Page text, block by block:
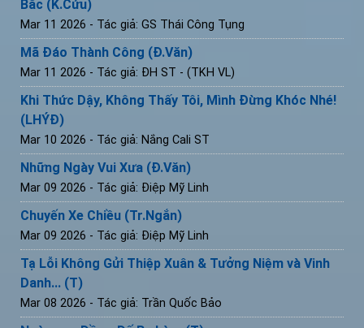
Bắc (K.Cứu)
Mar 11 2026 - Tác giả: GS Thái Công Tụng
Mã Đáo Thành Công (Đ.Văn)
Mar 11 2026 - Tác giả: ĐH ST - (TKH VL)
Khi Thức Dậy, Không Thấy Tôi, Mình Đừng Khóc Nhé!
(LHÝĐ)
Mar 10 2026 - Tác giả: Nắng Cali ST
Những Ngày Vui Xưa (Đ.Văn)
Mar 09 2026 - Tác giả: Điệp Mỹ Linh
Chuyến Xe Chiều (Tr.Ngắn)
Mar 09 2026 - Tác giả: Điệp Mỹ Linh
Tạ Lỗi Không Gửi Thiệp Xuân & Tưởng Niệm và Vinh
Danh... (T)
Mar 08 2026 - Tác giả: Trần Quốc Bảo